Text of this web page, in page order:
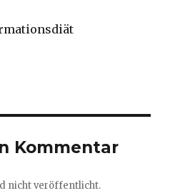
Kommentar
nicht veröffentlicht.